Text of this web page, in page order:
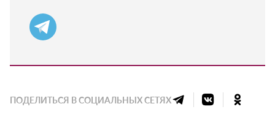
ПОДЕЛИТЬСЯ В СОЦИАЛЬНЫХ СЕТЯХ